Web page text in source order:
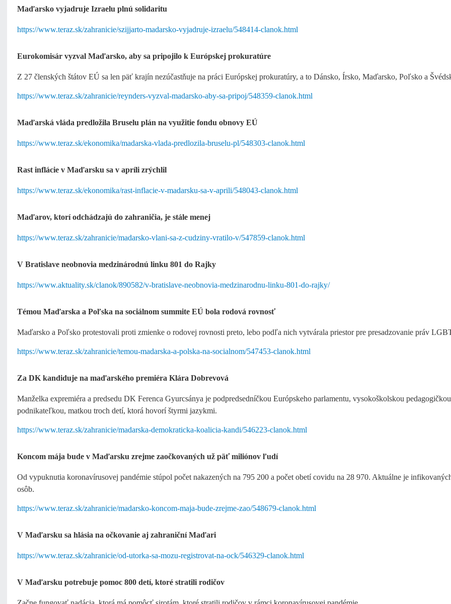
Maďarsko vyjadruje Izraelu plnú solidaritu
https://www.teraz.sk/zahranicie/szijjarto-madarsko-vyjadruje-izraelu/548414-clanok.html
Eurokomisár vyzval Maďarsko, aby sa pripojilo k Európskej prokuratúre
Z 27 členských štátov EÚ sa len päť krajín nezúčastňuje na práci Európskej prokuratúry, a to Dánsko, Írsko, Maďarsko, Poľsko a
https://www.teraz.sk/zahranicie/reynders-vyzval-madarsko-aby-sa-pripoj/548359-clanok.html
Maďarská vláda predložila Bruselu plán na využitie fondu obnovy EÚ
https://www.teraz.sk/ekonomika/madarska-vlada-predlozila-bruselu-pl/548303-clanok.html
Rast inflácie v Maďarsku sa v apríli zrýchlil
https://www.teraz.sk/ekonomika/rast-inflacie-v-madarsku-sa-v-aprili/548043-clanok.html
Maďarov, ktorí odchádzajú do zahraničia, je stále menej
https://www.teraz.sk/zahranicie/madarsko-vlani-sa-z-cudziny-vratilo-v/547859-clanok.html
V Bratislave neobnovia medzinárodnú linku 801 do Rajky
https://www.aktuality.sk/clanok/890582/v-bratislave-neobnovia-medzinarodnu-linku-801-do-rajky/
Témou Maďarska a Poľska na sociálnom summite EÚ bola rodová rovnosť
Maďarsko a Poľsko protestovali proti zmienke o rodovej rovnosti preto, lebo podľa nich vytvárala priestor pre presadzovanie práv
https://www.teraz.sk/zahranicie/temou-madarska-a-polska-na-socialnom/547453-clanok.html
Za DK kandiduje na maďarského premiéra Klára Dobrevová
Manželka expremiéra a predsedu DK Ferenca Gyurcsánya je podpredsedníčkou Európskeho parlamentu, vysokoškolskou
podnikateľkou, matkou troch detí, ktorá hovorí štyrmi jazykmi.
https://www.teraz.sk/zahranicie/madarska-demokraticka-koalicia-kandi/546223-clanok.html
Koncom mája bude v Maďarsku zrejme zaočkovaných už päť miliónov ľudí
Od vypuknutia koronavírusovej pandémie stúpol počet nakazených na 795 200 a počet obetí covidu na 28 970. Aktuálne je
osôb.
https://www.teraz.sk/zahranicie/madarsko-koncom-maja-bude-zrejme-zao/548679-clanok.html
V Maďarsku sa hlásia na očkovanie aj zahraniční Maďari
https://www.teraz.sk/zahranicie/od-utorka-sa-mozu-registrovat-na-ock/546329-clanok.html
V Maďarsku potrebuje pomoc 800 detí, ktoré stratili rodičov